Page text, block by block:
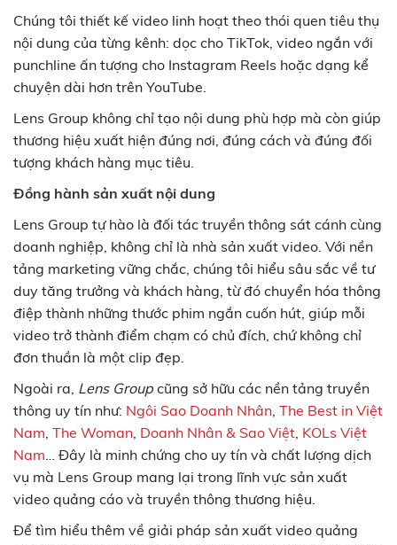
Chúng tôi thiết kế video linh hoạt theo thói quen tiêu thụ
nội dung của từng kênh: dọc cho TikTok, video ngắn với
punchline ấn tượng cho Instagram Reels hoặc dạng kể
chuyện dài hơn trên YouTube.
Lens Group không chỉ tạo nội dung phù hợp mà còn giúp
thương hiệu xuất hiện đúng nơi, đúng cách và đúng đối
tượng khách hàng mục tiêu.
Đồng hành sản xuất nội dung
Lens Group tự hào là đối tác truyền thông sát cánh cùng
doanh nghiệp, không chỉ là nhà sản xuất video. Với nền
tảng marketing vững chắc, chúng tôi hiểu sâu sắc về tư
duy tăng trưởng và khách hàng, từ đó chuyển hóa thông
điệp thành những thước phim ngắn cuốn hút, giúp mỗi
video trở thành điểm chạm có chủ đích, chứ không chỉ
đơn thuần là một clip đẹp.
Ngoài ra, Lens Group cũng sở hữu các nền tảng truyền
thông uy tín như: Ngôi Sao Doanh Nhân The Best in Việt
Nam The Woman Doanh Nhân & Sao Việt KOLs Việt
Nam … Đây là minh chứng cho uy tín và chất lượng dịch
vụ mà Lens Group mang lại trong lĩnh vực sản xuất
video quảng cáo và truyền thông thương hiệu.
Để tìm hiểu thêm về giải pháp sản xuất video quảng